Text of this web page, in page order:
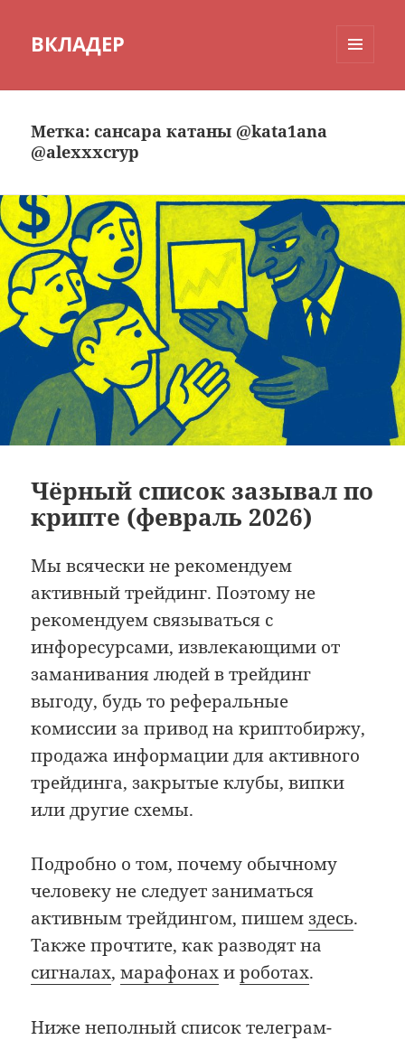
ВКЛАДЕР
Метка:сансара катаны @kata1ana
@alexxxcryp
Чёрный список зазывал по
крипте (февраль 2026)
Мы всячески не рекомендуем
активный трейдинг. Поэтому не
рекомендуем связываться с
инфоресурсами, извлекающими от
заманивания людей в трейдинг
выгоду, будь то реферальные
комиссии за привод на криптобиржу,
продажа информации для активного
трейдинга, закрытые клубы, випки
или другие схемы.
Подробно о том, почему обычному
человеку не следует заниматься
активным трейдингом, пишемздесь.
Также прочтите, как разводят на
сигналах,марафонахироботах.
Ниже неполный список телеграм-